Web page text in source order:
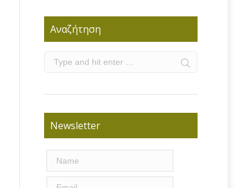
Αναζήτηση
Newsletter